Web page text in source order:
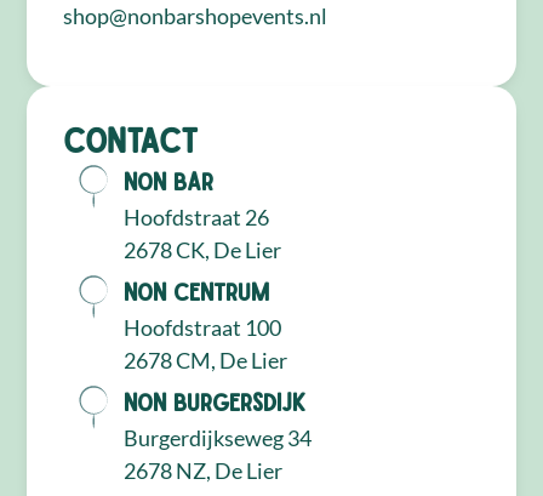
shop@nonbarshopevents.nl
Contact
NON Bar
Hoofdstraat 26
2678 CK, De Lier
NON Centrum
Hoofdstraat 100
2678 CM, De Lier
NON Burgersdijk
Burgerdijkseweg 34
2678 NZ, De Lier